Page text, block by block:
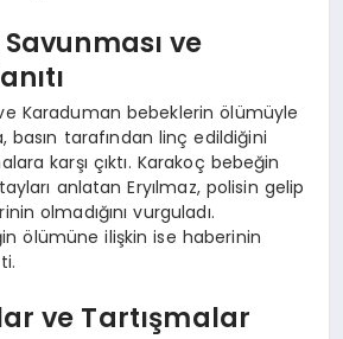
Savunması ve
Karaduman bebeklerin ölümüyle
basın tarafından linç edildiğini
karşı çıktı. Karakoç bebeğin
anlatan Eryılmaz, polisin gelip
olmadığını vurguladı.
ölümüne ilişkin ise haberinin
ve Tartışmalar